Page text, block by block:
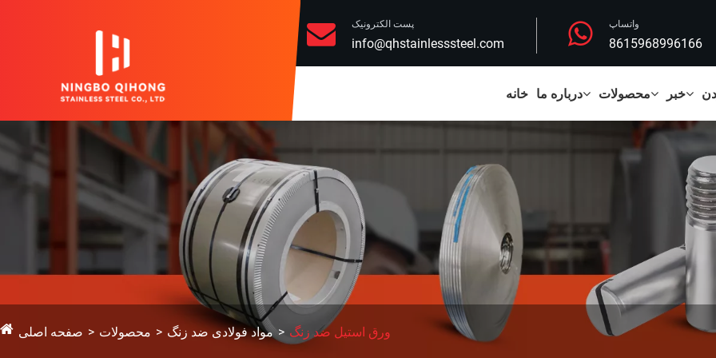
پست الکترونیک
info@qhstainlesssteel.com
واتساپ
8615968996166
خانه درباره ما محصولات خبر
صفحه اصلی محصولات مواد فولادی ضد زنگ ورق استیل ضد زنگ